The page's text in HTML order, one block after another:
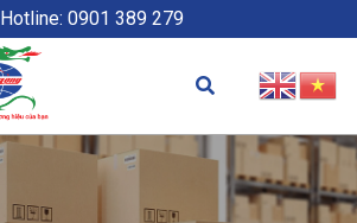
Hotline: 0901 389 279